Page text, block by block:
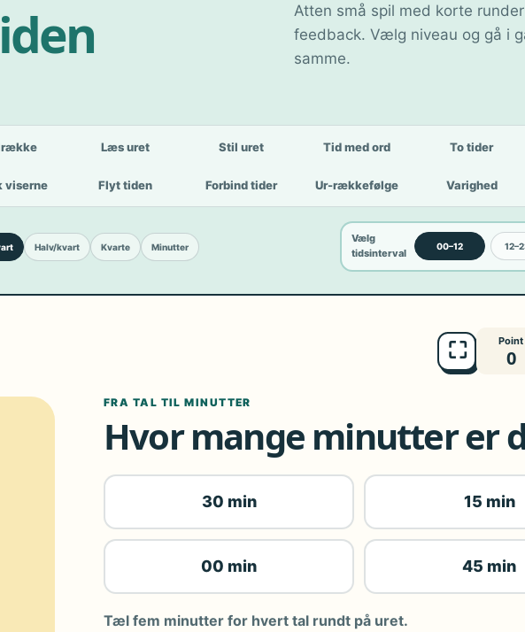
Atten små spil med korte
feedback. Vælg niveau og gå i
samme.
Læs uret Stil uret Tid med ord To tider
viserne Flyt tiden Forbind tider Ur-rækkefølge Varighed
Halv/kvart Kvarte Minutter
Vælg
tidsinterval
00–12
⛶ Point
0
FRA TAL TIL MINUTTER
Hvor mange minutter er
30 min 15 min
00 min 45 min
Tæl fem minutter for hvert tal rundt på uret.